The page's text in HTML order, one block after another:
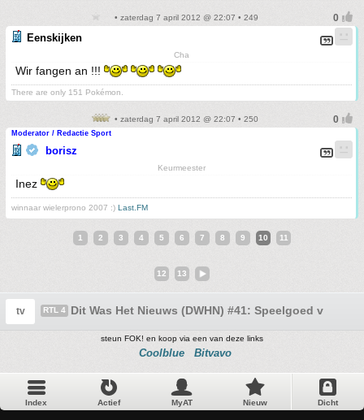
• zaterdag 7 april 2012 @ 22:07 • 249
Eenskijken
Cha
Wir fangen an !!!
There are only 151 Pokémon.
• zaterdag 7 april 2012 @ 22:07 • 250
Moderator / Redactie Sport
borisz
Keurmeester
Inez
winnaar wielerprono 2007 :) Last.FM
1 2 3 4 5 6 7 8 9 10 11
12 13
tv RTL 4 Dit Was Het Nieuws (DWHN) #41: Speelgoed van
steun FOK! en koop via een van deze links
Coolblue Bitvavo
Index Actief MyAT Nieuw Dicht